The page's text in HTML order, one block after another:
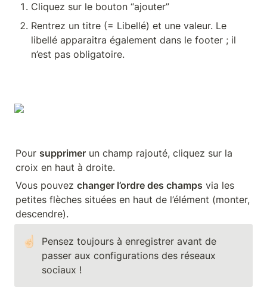
Cliquez sur le bouton “ajouter”
Rentrez un titre (= Libellé) et une valeur. Le
libellé apparaitra également dans le footer ; il
n’est pas obligatoire.
Pour supprimer un champ rajouté, cliquez sur la
croix en haut à droite.
Vous pouvez changer l’ordre des champs via les
petites flèches situées en haut de l’élément (monter,
descendre).
☝🏻
Pensez toujours à enregistrer avant de
passer aux configurations des réseaux
sociaux !